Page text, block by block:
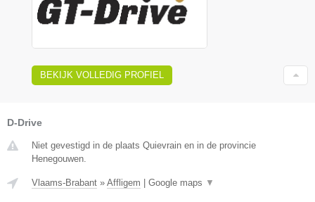
BEKIJK VOLLEDIG PROFIEL
D-Drive
Niet gevestigd in de plaats Quievrain en in de provincie
Henegouwen.
Vlaams-Brabant » Affligem Google maps ▼